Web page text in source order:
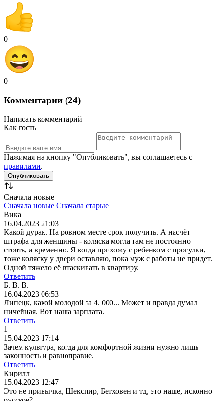
0
0
Комментарии (24)
Написать комментарий
Как гость
Нажимая на кнопку "Опубликовать", вы соглашаетесь с
правилами.
Сначала новые
Сначала новые Сначала старые
Вика
16.04.2023 21:03
Какой дурак. На ровном месте срок получить. А насчёт
штрафа для женщины - коляска могла там не постоянно
стоять, а временно. Я когда прихожу с ребенком с прогулки,
тоже коляску у двери оставляю, пока муж с работы не придет.
Одной тяжело её втаскивать в квартиру.
Ответить
Б. В. В.
16.04.2023 06:53
Липецк, какой молодой за 4. 000... Может и правда думал
ничейная. Вот наша зарплата.
Ответить
1
15.04.2023 17:14
Зачем культура, когда для комфортной жизни нужно лишь
законность и равноправие.
Ответить
Кирилл
15.04.2023 12:47
Это не привычка, Шекспир, Бетховен и тд, это наше, исконно